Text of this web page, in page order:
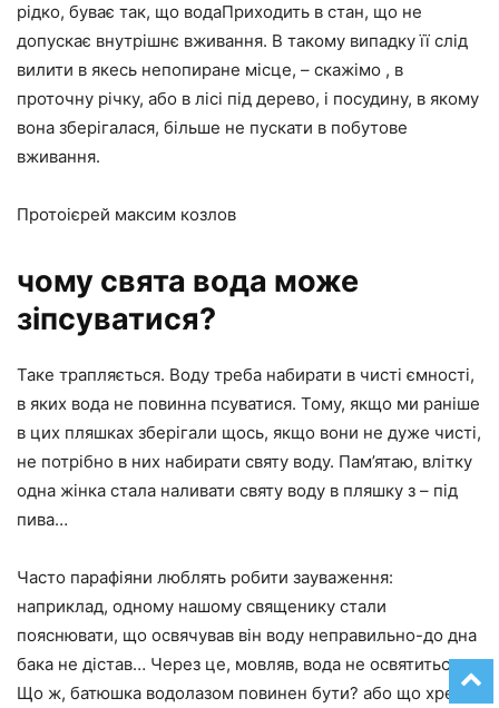
рідко, буває так, що водаПриходить в стан, що не
допускає внутрішнє вживання. В такому випадку її слід
вилити в якесь непопиране місце, – скажімо , в
проточну річку, або в лісі під дерево, і посудину, в якому
вона зберігалася, більше не пускати в побутове
вживання.
Протоієрей максим козлов
чому свята вода може
зіпсуватися?
Таке трапляється. Воду треба набирати в чисті ємності,
в яких вода не повинна псуватися. Тому, якщо ми раніше
в цих пляшках зберігали щось, якщо вони не дуже чисті,
не потрібно в них набирати святу воду. Пам’ятаю, влітку
одна жінка стала наливати святу воду в пляшку з – під
пива…
Часто парафіяни люблять робити зауваження:
наприклад, одному нашому священику стали
пояснювати, що освячував він воду неправильно-до дна
бака не дістав… Через це, мовляв, вода не освятиться…
Що ж, батюшка водолазом повинен бути? або що хрест